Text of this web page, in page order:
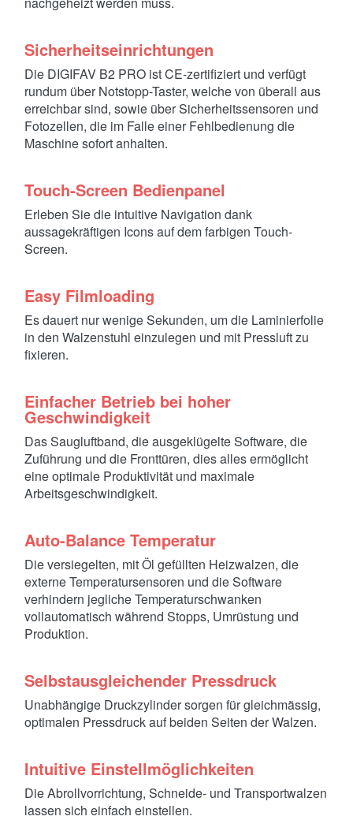
Sicherheitseinrichtungen
Die DIGIFAV B2 PRO ist CE-zertifiziert und verfügt
rundum über Notstopp-Taster, welche von überall aus
erreichbar sind, sowie über Sicherheitssensoren und
Fotozellen, die im Falle einer Fehlbedienung die
Maschine sofort anhalten.
Touch-Screen Bedienpanel
Erleben Sie die intuitive Navigation dank
aussagekräftigen Icons auf dem farbigen Touch-
Screen.
Easy Filmloading
Es dauert nur wenige Sekunden, um die Laminierfolie
in den Walzenstuhl einzulegen und mit Pressluft zu
fixieren.
Einfacher Betrieb bei hoher
Geschwindigkeit
Das Saugluftband, die ausgeklügelte Software, die
Zuführung und die Fronttüren, dies alles ermöglicht
eine optimale Produktivität und maximale
Arbeitsgeschwindigkeit.
Auto-Balance Temperatur
Die versiegelten, mit Öl gefüllten Heizwalzen, die
externe Temperatursensoren und die Software
verhindern jegliche Temperaturschwanken
vollautomatisch während Stopps, Umrüstung und
Produktion.
Selbstausgleichender Pressdruck
Unabhängige Druckzylinder sorgen für gleichmässig,
optimalen Pressdruck auf beiden Seiten der Walzen.
Intuitive Einstellmöglichkeiten
Die Abrollvorrichtung, Schneide- und Transportwalzen
lassen sich einfach einstellen.